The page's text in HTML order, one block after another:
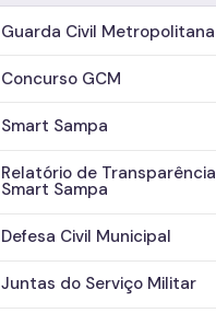
Guarda Civil Metropolitana
Concurso GCM
Smart Sampa
Relatório de Transparência
Smart Sampa
Defesa Civil Municipal
Juntas do Serviço Militar